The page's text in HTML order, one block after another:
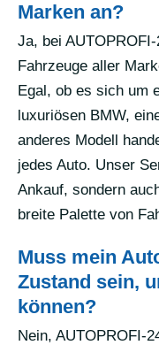
Marken an?
Ja, bei
Fahrzeuge aller
Egal, ob es sich um
luxuriösen BMW,
anderes Modell
jedes Auto. Unser
Ankauf, sondern
breite Palette von
Muss mein
Zustand sein,
können?
Nein, AUTOPROFI-